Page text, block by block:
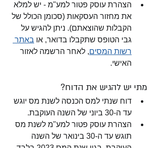
הצהרת עוסק פטור למע"מ - יש למלא
את מחזור העסקאות (סכומן הכולל של
הקבלות שהוצאתם). ניתן להגיש על
גבי הטופס שתקבלו בדואר, או באתר
רשות המסים, לאחר הרשמה לאזור
האישי.
מתי יש להגיש את הדוח?
דוח שנתי למס הכנסה לשנת מס יוגש
עד ה-30 ביוני של השנה העוקבת.
הצהרת עוסק פטור למע"מ לשנת מס
תוגש עד ה-30 בינואר של השנה